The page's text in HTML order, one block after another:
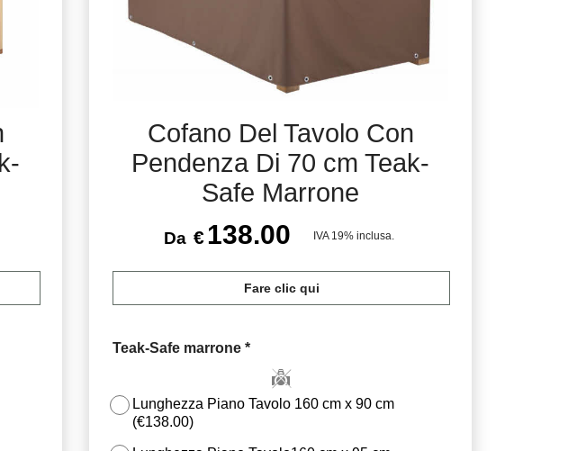
Cofano Del Tavolo Con
Pendenza Di 70 cm Teak-
Safe Marrone
Da €138.00 IVA 19% inclusa.
Fare clic qui
Teak-Safe marrone *
Lunghezza Piano Tavolo 160 cm x 90 cm
(€138.00)